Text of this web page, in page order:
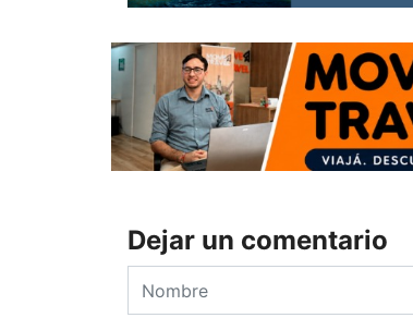
Dejar un comentario